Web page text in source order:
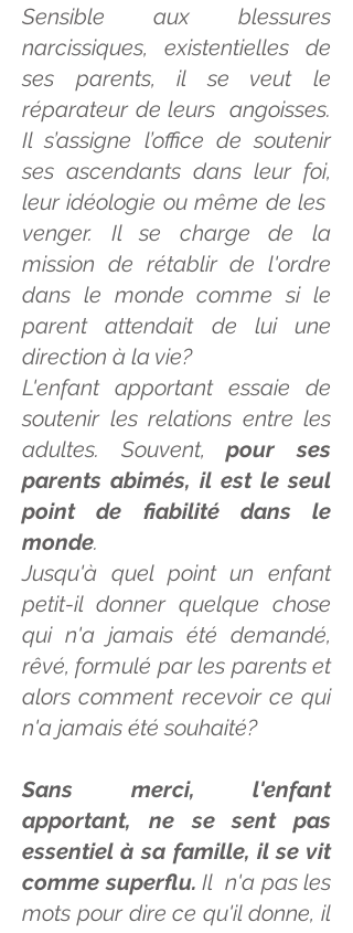
Sensible aux blessures
narcissiques, existentielles de
ses parents, il se veut le
réparateur de leurs angoisses.
Il s’assigne l’office de soutenir
ses ascendants dans leur foi,
leur idéologie ou même de les
venger. Il se charge de la
mission de rétablir de l'ordre
dans le monde comme si le
parent attendait de lui une
direction à la vie?
L'enfant apportant essaie de
soutenir les relations entre les
adultes. Souvent,pour ses
parents abimés, il est le seul
point de fiabilité dans le
monde.
Jusqu'à quel point un enfant
petit-il donner quelque chose
qui n'a jamais été demandé,
rêvé, formulé par les parents et
alors comment recevoir ce qui
n'a jamais été souhaité?
Sans merci, l'enfant
apportant, ne se sent pas
essentiel à sa famille, il se vit
comme superflu. Il n'a pas les
mots pour dire ce qu'il donne, il